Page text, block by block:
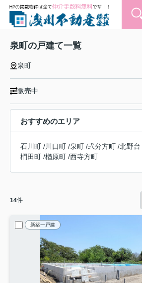
泉町の戸建て一覧
泉町
販売中
おすすめのエリア
石川町 /川口町 /泉町 /弐分方町 /北野台
椚田町 /楢原町 /西寺方町
14件
新築一戸建